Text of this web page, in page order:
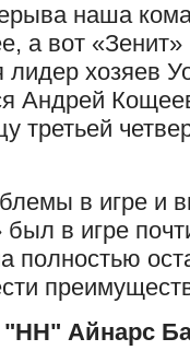
наша
а вот
хозяев
Андрей
третьей
в игре и
в игре
полностью
Айнарс